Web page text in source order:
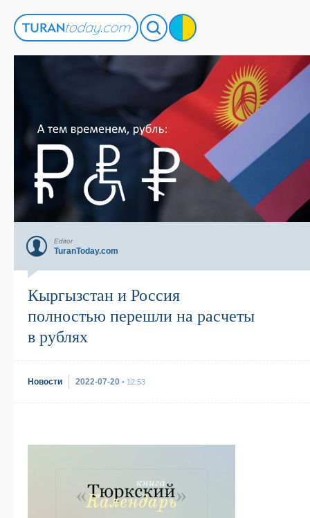
Editor
TuranToday.com
Кыргызстан и Россия
полностью перешли на расчеты
в рублях
Новости 2022-07-20 • 12:53